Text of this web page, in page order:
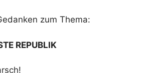
zum Thema:
REPUBLIK